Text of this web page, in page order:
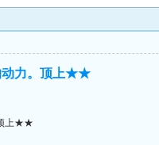
动力。顶上★★
上★★